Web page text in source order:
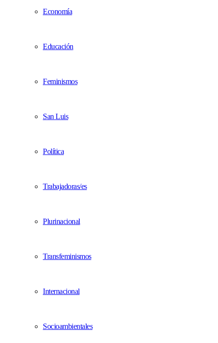
Economía
Educación
Feminismos
San Luis
Política
Trabajadoras/es
Plurinacional
Transfeminismos
Internacional
Socioambientales